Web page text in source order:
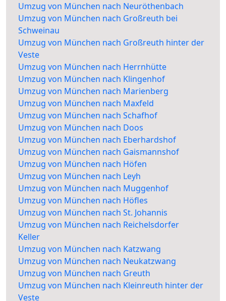
Umzug von München nach Neuröthenbach
Umzug von München nach Großreuth bei
Schweinau
Umzug von München nach Großreuth hinter der
Veste
Umzug von München nach Herrnhütte
Umzug von München nach Klingenhof
Umzug von München nach Marienberg
Umzug von München nach Maxfeld
Umzug von München nach Schafhof
Umzug von München nach Doos
Umzug von München nach Eberhardshof
Umzug von München nach Gaismannshof
Umzug von München nach Höfen
Umzug von München nach Leyh
Umzug von München nach Muggenhof
Umzug von München nach Höfles
Umzug von München nach St. Johannis
Umzug von München nach Reichelsdorfer
Keller
Umzug von München nach Katzwang
Umzug von München nach Neukatzwang
Umzug von München nach Greuth
Umzug von München nach Kleinreuth hinter der
Veste